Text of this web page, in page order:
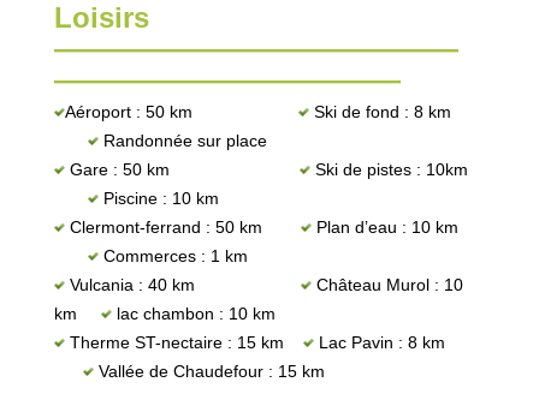
Loisirs
——————————————
————————————
Aéroport : 50 km
Ski de fond : 8 km
Randonnée sur place
Gare : 50 km
Ski de pistes : 10km
Piscine : 10 km
Clermont-ferrand : 50 km
Plan d’eau : 10 km
Commerces : 1 km
Vulcania : 40 km
Château Murol : 10
km
lac chambon : 10 km
Therme ST-nectaire : 15 km
Lac Pavin : 8 km
Vallée de Chaudefour : 15 km